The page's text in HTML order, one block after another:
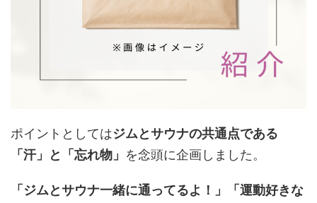
ポイントとしてはジムとサウナの共通点である
「汗」と「忘れ物」 を念頭に企画しました。
「ジムとサウナ一緒に通ってるよ！」「運動好きな